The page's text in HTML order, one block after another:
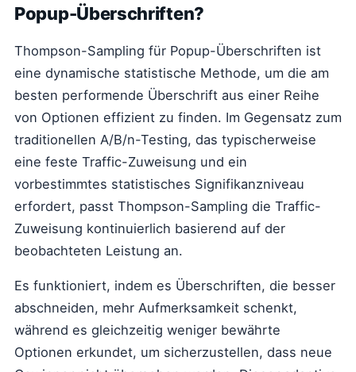
Popup-Überschriften?
Thompson-Sampling für Popup-Überschriften ist
eine dynamische statistische Methode, um die am
besten performende Überschrift aus einer Reihe
von Optionen effizient zu finden. Im Gegensatz zum
traditionellen A/B/n-Testing, das typischerweise
eine feste Traffic-Zuweisung und ein
vorbestimmtes statistisches Signifikanzniveau
erfordert, passt Thompson-Sampling die Traffic-
Zuweisung kontinuierlich basierend auf der
beobachteten Leistung an.
Es funktioniert, indem es Überschriften, die besser
abschneiden, mehr Aufmerksamkeit schenkt,
während es gleichzeitig weniger bewährte
Optionen erkundet, um sicherzustellen, dass neue